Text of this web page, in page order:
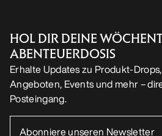
HOL DIR DEINE
ABENTEUERDOSIS
Erhalte Updates zu Produkt-
Angeboten, Events und mehr –
Posteingang.